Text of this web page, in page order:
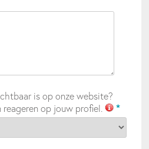
is op onze website?
reageren op jouw profiel.
*